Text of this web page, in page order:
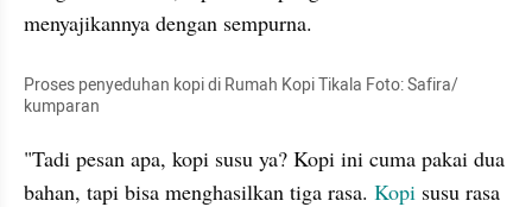
menyajikannya dengan sempurna.
Proses penyeduhan kopi di Rumah Kopi Tikala Foto: Safira/
kumparan
"Tadi pesan apa, kopi susu ya? Kopi ini cuma pakai dua
bahan, tapi bisa menghasilkan tiga rasa. Kopi